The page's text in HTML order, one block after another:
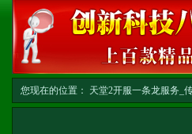
您现在的位置： 天堂2开服一条龙服务_